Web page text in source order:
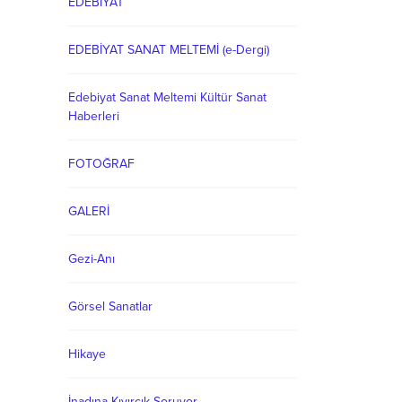
EDEBİYAT SANAT MELTEMİ (e-Dergi)
Edebiyat Sanat Meltemi Kültür Sanat
Haberleri
FOTOĞRAF
GALERİ
Gezi-Anı
Görsel Sanatlar
Hikaye